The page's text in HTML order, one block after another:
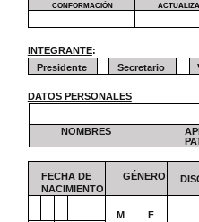
CONFORMACIÓN
INTEGRANTE:
Presidente
Secretario
DATOS PERSONALES
NOMBRES
FECHA DE
NACIMIENTO
GÉNERO
M F